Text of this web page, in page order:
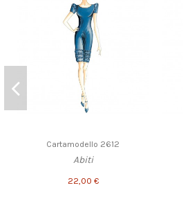
Cartamodello 2612
Abiti
22,00 €